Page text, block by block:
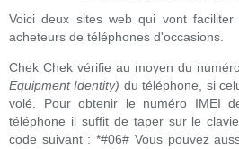
Voici deux sites web qui vont
acheteurs de téléphones d'occasions.
Chek Chek vérifie au moyen du
Equipment Identity) du téléphone, si
volé. Pour obtenir le numéro IMEI
téléphone il suffit de taper sur le
code suivant : *#06# Vous pouvez